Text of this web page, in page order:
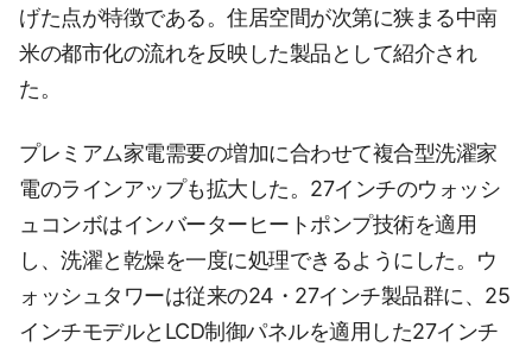
げた点が特徴である。住居空間が次第に狭まる中南
米の都市化の流れを反映した製品として紹介され
た。
プレミアム家電需要の増加に合わせて複合型洗濯家
電のラインアップも拡大した。27インチのウォッシ
ュコンボはインバーターヒートポンプ技術を適用
し、洗濯と乾燥を一度に処理できるようにした。ウ
ォッシュタワーは従来の24・27インチ製品群に、25
インチモデルとLCD制御パネルを適用した27インチ